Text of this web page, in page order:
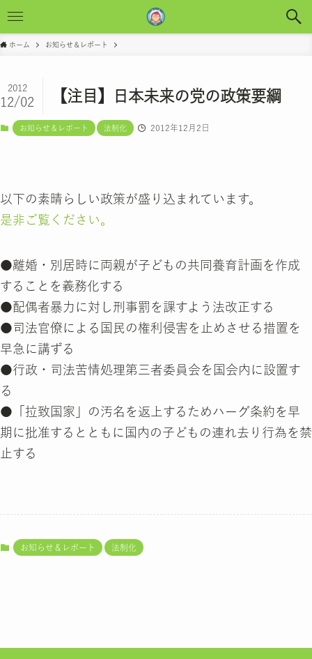
ホーム お知らせ＆レポート
【注目】日本未来の党の政策要綱
2012
12/02
お知らせ＆レポート 法制化 2012年12月2日
以下の素晴らしい政策が盛り込まれています。
是非ご覧ください。
●離婚・別居時に両親が子どもの共同養育計画を作成
することを義務化する
●配偶者暴力に対し刑事罰を課すよう法改正する
●司法官僚による国民の権利侵害を止めさせる措置を
早急に講ずる
●行政・司法苦情処理第三者委員会を国会内に設置す
る
●「拉致国家」の汚名を返上するためハーグ条約を早
期に批准するとともに国内の子どもの連れ去り行為を禁
止する
お知らせ＆レポート 法制化